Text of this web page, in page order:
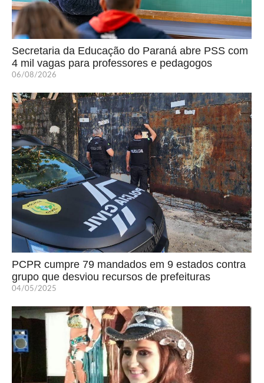
Secretaria da Educação do Paraná abre PSS com
4 mil vagas para professores e pedagogos
06/08/2026
PCPR cumpre 79 mandados em 9 estados contra
grupo que desviou recursos de prefeituras
04/05/2025